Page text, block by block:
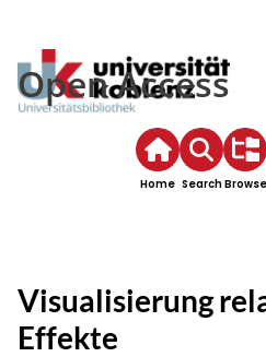
Open Access
Home SearchBrowse
Visualisierung
Effekte